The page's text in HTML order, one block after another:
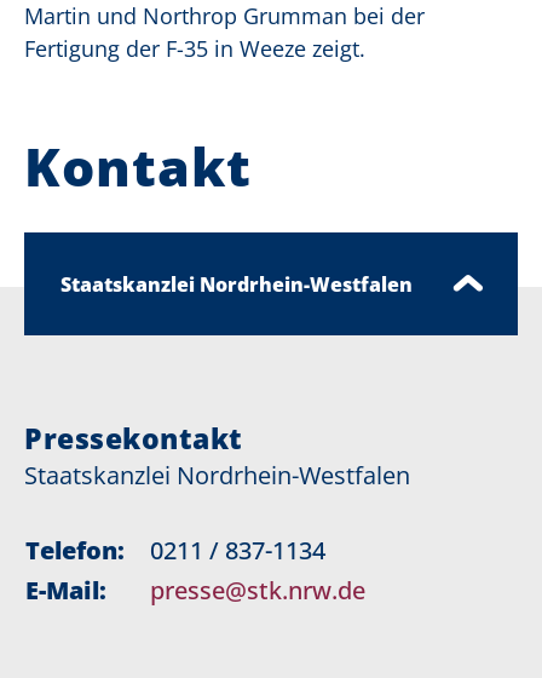
Martin und Northrop Grumman bei der
Fertigung der F-35 in Weeze zeigt.
Kontakt
Staatskanzlei Nordrhein-Westfalen
Pressekontakt
Staatskanzlei Nordrhein-Westfalen
Telefon:
0211 / 837-1134
E-Mail:
presse@stk.nrw.de